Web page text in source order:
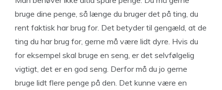
bruge dine penge, så længe du bruger det på ting, du
rent faktisk har brug for. Det betyder til gengæld, at de
ting du har brug for, gerne må være lidt dyre. Hvis du
for eksempel skal bruge en seng, er det selvfølgelig
vigtigt, det er en god seng. Derfor må du jo gerne
bruge lidt flere penge på den. Det kunne være en